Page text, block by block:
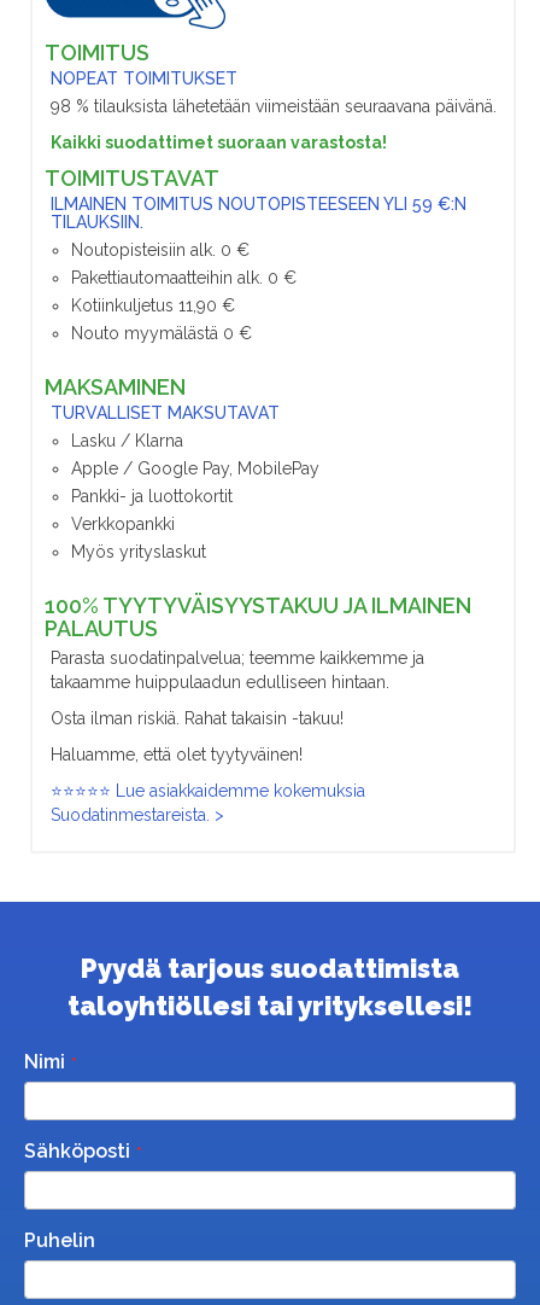
TOIMITUS
NOPEAT TOIMITUKSET
98 % tilauksista lähetetään viimeistään seuraavana päivänä.
Kaikki suodattimet suoraan varastosta!
TOIMITUSTAVAT
ILMAINEN TOIMITUS NOUTOPISTEESEEN YLI 59 €:N
TILAUKSIIN.
Noutopisteisiin alk. 0 €
Pakettiautomaatteihin alk. 0 €
Kotiinkuljetus 11,90 €
Nouto myymälästä 0 €
MAKSAMINEN
TURVALLISET MAKSUTAVAT
Lasku / Klarna
Apple / Google Pay, MobilePay
Pankki- ja luottokortit
Verkkopankki
Myös yrityslaskut
100% TYYTYVÄISYYSTAKUU JA ILMAINEN
PALAUTUS
Parasta suodatinpalvelua; teemme kaikkemme ja
takaamme huippulaadun edulliseen hintaan.
Osta ilman riskiä. Rahat takaisin -takuu!
Haluamme, että olet tyytyväinen!
⭐⭐⭐⭐⭐ Lue asiakkaidemme kokemuksia
Suodatinmestareista. >
Pyydä tarjous suodattimista
taloyhtiöllesi tai yrityksellesi!
Nimi
Sähköposti
Puhelin